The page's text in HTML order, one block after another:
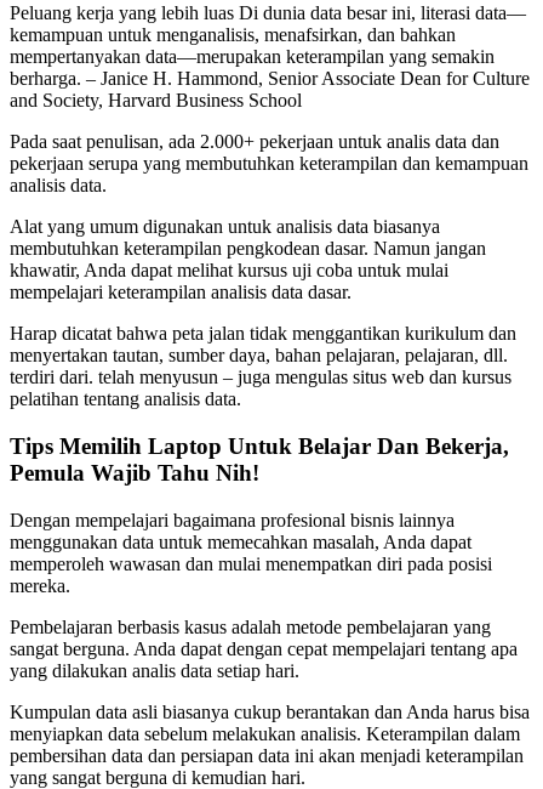
Peluang kerja yang lebih luas Di dunia data besar ini, literasi data—
kemampuan untuk menganalisis, menafsirkan, dan bahkan
mempertanyakan data—merupakan keterampilan yang semakin
berharga. – Janice H. Hammond, Senior Associate Dean for Culture
and Society, Harvard Business School
Pada saat penulisan, ada 2.000+ pekerjaan untuk analis data dan
pekerjaan serupa yang membutuhkan keterampilan dan kemampuan
analisis data.
Alat yang umum digunakan untuk analisis data biasanya
membutuhkan keterampilan pengkodean dasar. Namun jangan
khawatir, Anda dapat melihat kursus uji coba untuk mulai
mempelajari keterampilan analisis data dasar.
Harap dicatat bahwa peta jalan tidak menggantikan kurikulum dan
menyertakan tautan, sumber daya, bahan pelajaran, pelajaran, dll.
terdiri dari. telah menyusun – juga mengulas situs web dan kursus
pelatihan tentang analisis data.
Tips Memilih Laptop Untuk Belajar Dan Bekerja,
Pemula Wajib Tahu Nih!
Dengan mempelajari bagaimana profesional bisnis lainnya
menggunakan data untuk memecahkan masalah, Anda dapat
memperoleh wawasan dan mulai menempatkan diri pada posisi
mereka.
Pembelajaran berbasis kasus adalah metode pembelajaran yang
sangat berguna. Anda dapat dengan cepat mempelajari tentang apa
yang dilakukan analis data setiap hari.
Kumpulan data asli biasanya cukup berantakan dan Anda harus bisa
menyiapkan data sebelum melakukan analisis. Keterampilan dalam
pembersihan data dan persiapan data ini akan menjadi keterampilan
yang sangat berguna di kemudian hari.